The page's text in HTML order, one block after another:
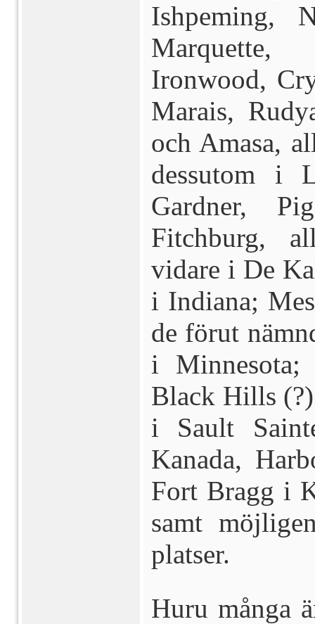
Ishpeming,
Marquette,
Ironwood,
Marais,
och Amasa,
dessutom i
Gardner,
Fitchburg,
vidare i De
i Indiana;
de förut
i Minnesota;
Black Hills
i Sault
Kanada,
Fort Bragg i
samt
platser.
Huru många